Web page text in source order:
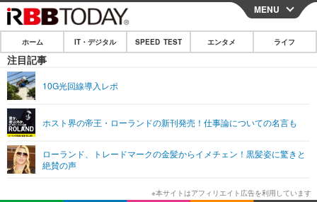
CLOSE
ホーム
IT・デジタル
ショッピング その他
SPEED TEST
エンタメ
エンタメTOP
韓国・芸能
ライフ
ライフTOP グルメ
リリース一覧
MENU
ホーム IT・デジタル SPEED TEST エンタメ ライフ
注目記事
10G光回線導入レポ
ホスト界の帝王・ローランドの新刊発売！仕事論についての名言も
ローランド、トレードマークの金髪からイメチェン！黒髪姿に驚きと
絶賛の声